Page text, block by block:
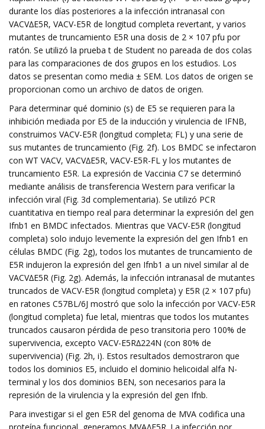
durante los días posteriores a la infección intranasal con
VACV∆E5R, VACV-E5R de longitud completa revertant, y varios
mutantes de truncamiento E5R una dosis de 2 × 107 pfu por
ratón. Se utilizó la prueba t de Student no pareada de dos colas
para las comparaciones de dos grupos en los estudios. Los
datos se presentan como media ± SEM. Los datos de origen se
proporcionan como un archivo de datos de origen.
Para determinar qué dominio (s) de E5 se requieren para la
inhibición mediada por E5 de la inducción y virulencia de IFNB,
construimos VACV-E5R (longitud completa; FL) y una serie de
sus mutantes de truncamiento (Fig. 2f). Los BMDC se infectaron
con WT VACV, VACV∆E5R, VACV-E5R-FL y los mutantes de
truncamiento E5R. La expresión de Vaccinia C7 se determinó
mediante análisis de transferencia Western para verificar la
infección viral (Fig. 3d complementaria). Se utilizó PCR
cuantitativa en tiempo real para determinar la expresión del gen
Ifnb1 en BMDC infectados. Mientras que VACV-E5R (longitud
completa) solo indujo levemente la expresión del gen Ifnb1 en
células BMDC (Fig. 2g), todos los mutantes de truncamiento de
E5R indujeron la expresión del gen Ifnb1 a un nivel similar al de
VACV∆E5R (Fig. 2g). Además, la infección intranasal de mutantes
truncados de VACV-E5R (longitud completa) y E5R (2 × 107 pfu)
en ratones C57BL/6J mostró que solo la infección por VACV-E5R
(longitud completa) fue letal, mientras que todos los mutantes
truncados causaron pérdida de peso transitoria pero 100% de
supervivencia, excepto VACV-E5R∆224N (con 80% de
supervivencia) (Fig. 2h, i). Estos resultados demostraron que
todos los dominios E5, incluido el dominio helicoidal alfa N-
terminal y los dos dominios BEN, son necesarios para la
represión de la virulencia y la expresión del gen Ifnb.
Para investigar si el gen E5R del genoma de MVA codifica una